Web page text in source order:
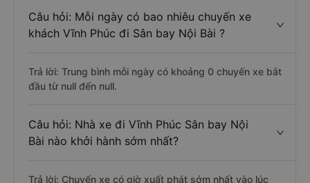
Câu hỏi: Mỗi ngày có bao nhiêu chuyến xe
khách Vĩnh Phúc đi Sân bay Nội Bài ?
Trả lời: Trung bình mỗi ngày có khoảng 0 chuyến xe bắt
đầu từ null đến null.
Câu hỏi: Nhà xe đi Vĩnh Phúc Sân bay Nội
Bài nào khởi hành sớm nhất?
Trả lời: Chuyến xe có giờ xuất phát sớm nhất vào lúc